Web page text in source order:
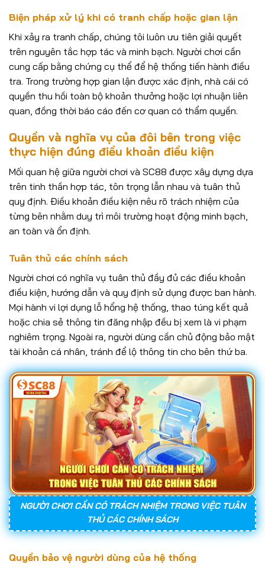
Biện pháp xử lý khi có tranh chấp hoặc gian lận
Khi xảy ra tranh chấp, chúng tôi luôn ưu tiên giải quyết
trên nguyên tắc hợp tác và minh bạch. Người chơi cần
cung cấp bằng chứng cụ thể để hệ thống tiến hành điều
tra. Trong trường hợp gian lận được xác định, nhà cái có
quyền thu hồi toàn bộ khoản thưởng hoặc lợi nhuận liên
quan, đồng thời báo cáo đến cơ quan có thẩm quyền.
Quyền và nghĩa vụ của đôi bên trong việc
thực hiện đúng điều khoản điều kiện
Mối quan hệ giữa người chơi và SC88 được xây dựng dựa
trên tinh thần hợp tác, tôn trọng lẫn nhau và tuân thủ
quy định. Điều khoản điều kiện nêu rõ trách nhiệm của
từng bên nhằm duy trì môi trường hoạt động minh bạch,
an toàn và ổn định.
Tuân thủ các chính sách
Người chơi có nghĩa vụ tuân thủ đầy đủ các điều khoản
điều kiện, hướng dẫn và quy định sử dụng được ban hành.
Mọi hành vi lợi dụng lỗ hổng hệ thống, thao túng kết quả
hoặc chia sẻ thông tin đăng nhập đều bị xem là vi phạm
nghiêm trọng. Ngoài ra, người dùng cần chủ động bảo mật
tài khoản cá nhân, tránh để lộ thông tin cho bên thứ ba.
NGƯỜI CHƠI CẦN CÓ TRÁCH NHIỆM TRONG VIỆC TUÂN
THỦ CÁC CHÍNH SÁCH
Quyền bảo vệ người dùng của hệ thống